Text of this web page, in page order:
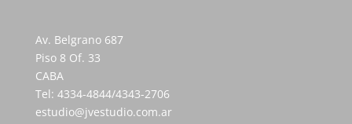
Av. Belgrano 687
Piso 8 Of. 33
CABA
Tel: 4334-4844/4343-2706
estudio@jvestudio.com.ar